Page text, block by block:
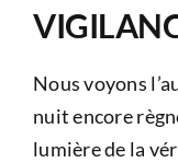
Nous voyons
nuit encore
lumière de la